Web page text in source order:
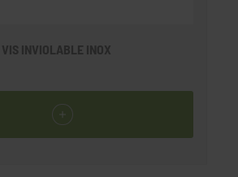
VIS INVIOLABLE INOX